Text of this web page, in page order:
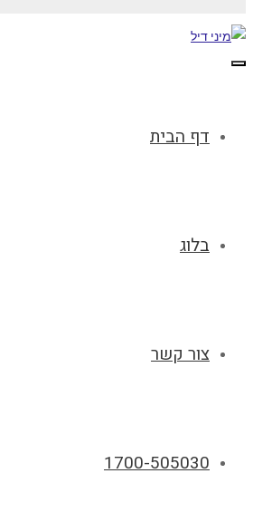
תפריט
דף הבית
בלוג
צור קשר
1700-505030